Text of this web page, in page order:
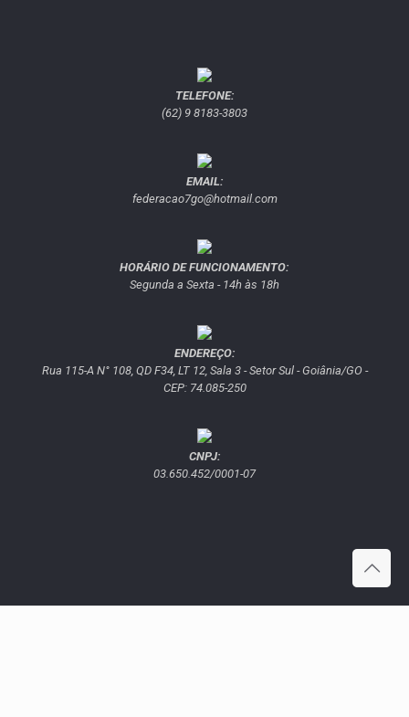
TELEFONE:
(62) 9 8183-3803
EMAIL:
federacao7go@hotmail.com
HORÁRIO DE FUNCIONAMENTO:
Segunda a Sexta - 14h às 18h
ENDEREÇO:
Rua 115-A N° 108, QD F34, LT 12, Sala 3 - Setor Sul - Goiânia/GO -
CEP: 74.085-250
CNPJ:
03.650.452/0001-07